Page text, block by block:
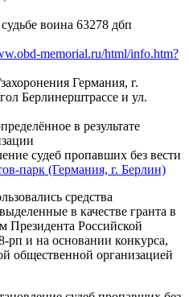
воина 63278 дбп
memorial.ru/html/info.htm?
Германия, г.
Берлинерштрассе и ул.
в результате
судеб пропавших без вести
парк (Германия, г. Берлин)
средства
в качестве гранта в
Президента Российской
и на основании конкурса,
общественной организацией